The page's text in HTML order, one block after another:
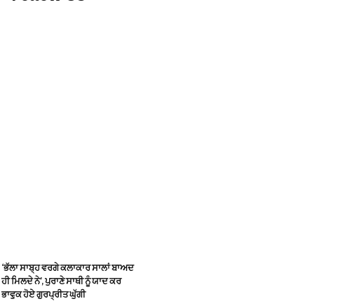
‘ਭੱਲਾ ਸਾਬ੍ਹ ਵਰਗੇ ਕਲਾਕਾਰ ਸਾਲਾਂ ਬਾਅਦ
ਹੀ ਮਿਲਦੇ ਨੇ’, ਪੁਰਾਣੇ ਸਾਥੀ ਨੂੰ ਯਾਦ ਕਰ
ਭਾਵੁਕ ਹੋਏ ਗੁਰਪ੍ਰੀਤ ਘੁੱਗੀ